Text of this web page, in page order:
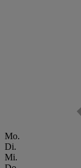
Mo.
Di.
Mi.